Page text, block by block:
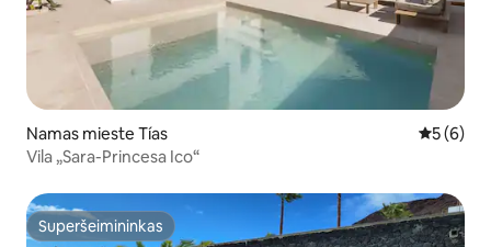
Namas mieste Tías Vidutinis
5 (6)
Vila „Sara-Princesa Ico“
Superšeimininkas
Superšeimininkas